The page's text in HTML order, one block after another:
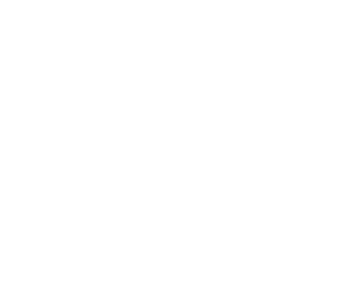
संस्थान में
ने[...]